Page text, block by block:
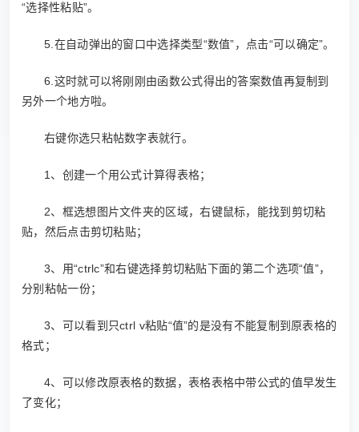
“选择性粘贴”。
5.在自动弹出的窗口中选择类型“数值”，点击“可以确定”。
6.这时就可以将刚刚由函数公式得出的答案数值再复制到
另外一个地方啦。
右键你选只粘帖数字表就行。
1、创建一个用公式计算得表格；
2、框选想图片文件夹的区域，右键鼠标，能找到剪切粘
贴，然后点击剪切粘贴；
3、用“ctrlc”和右键选择剪切粘贴下面的第二个选项“值”，
分别粘帖一份；
3、可以看到只ctrl v粘贴“值”的是没有不能复制到原表格的
格式；
4、可以修改原表格的数据，表格表格中带公式的值早发生
了变化；